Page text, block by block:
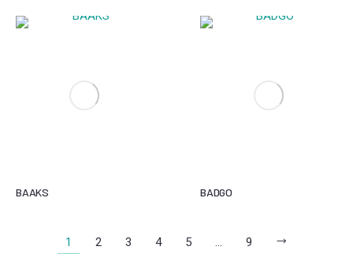
BAAKS BADGO
1 2 3 4 5 9